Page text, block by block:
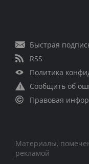
Быстрая
RSS
Политика
Сообщить об
Правовая
Материалы,
рекламой